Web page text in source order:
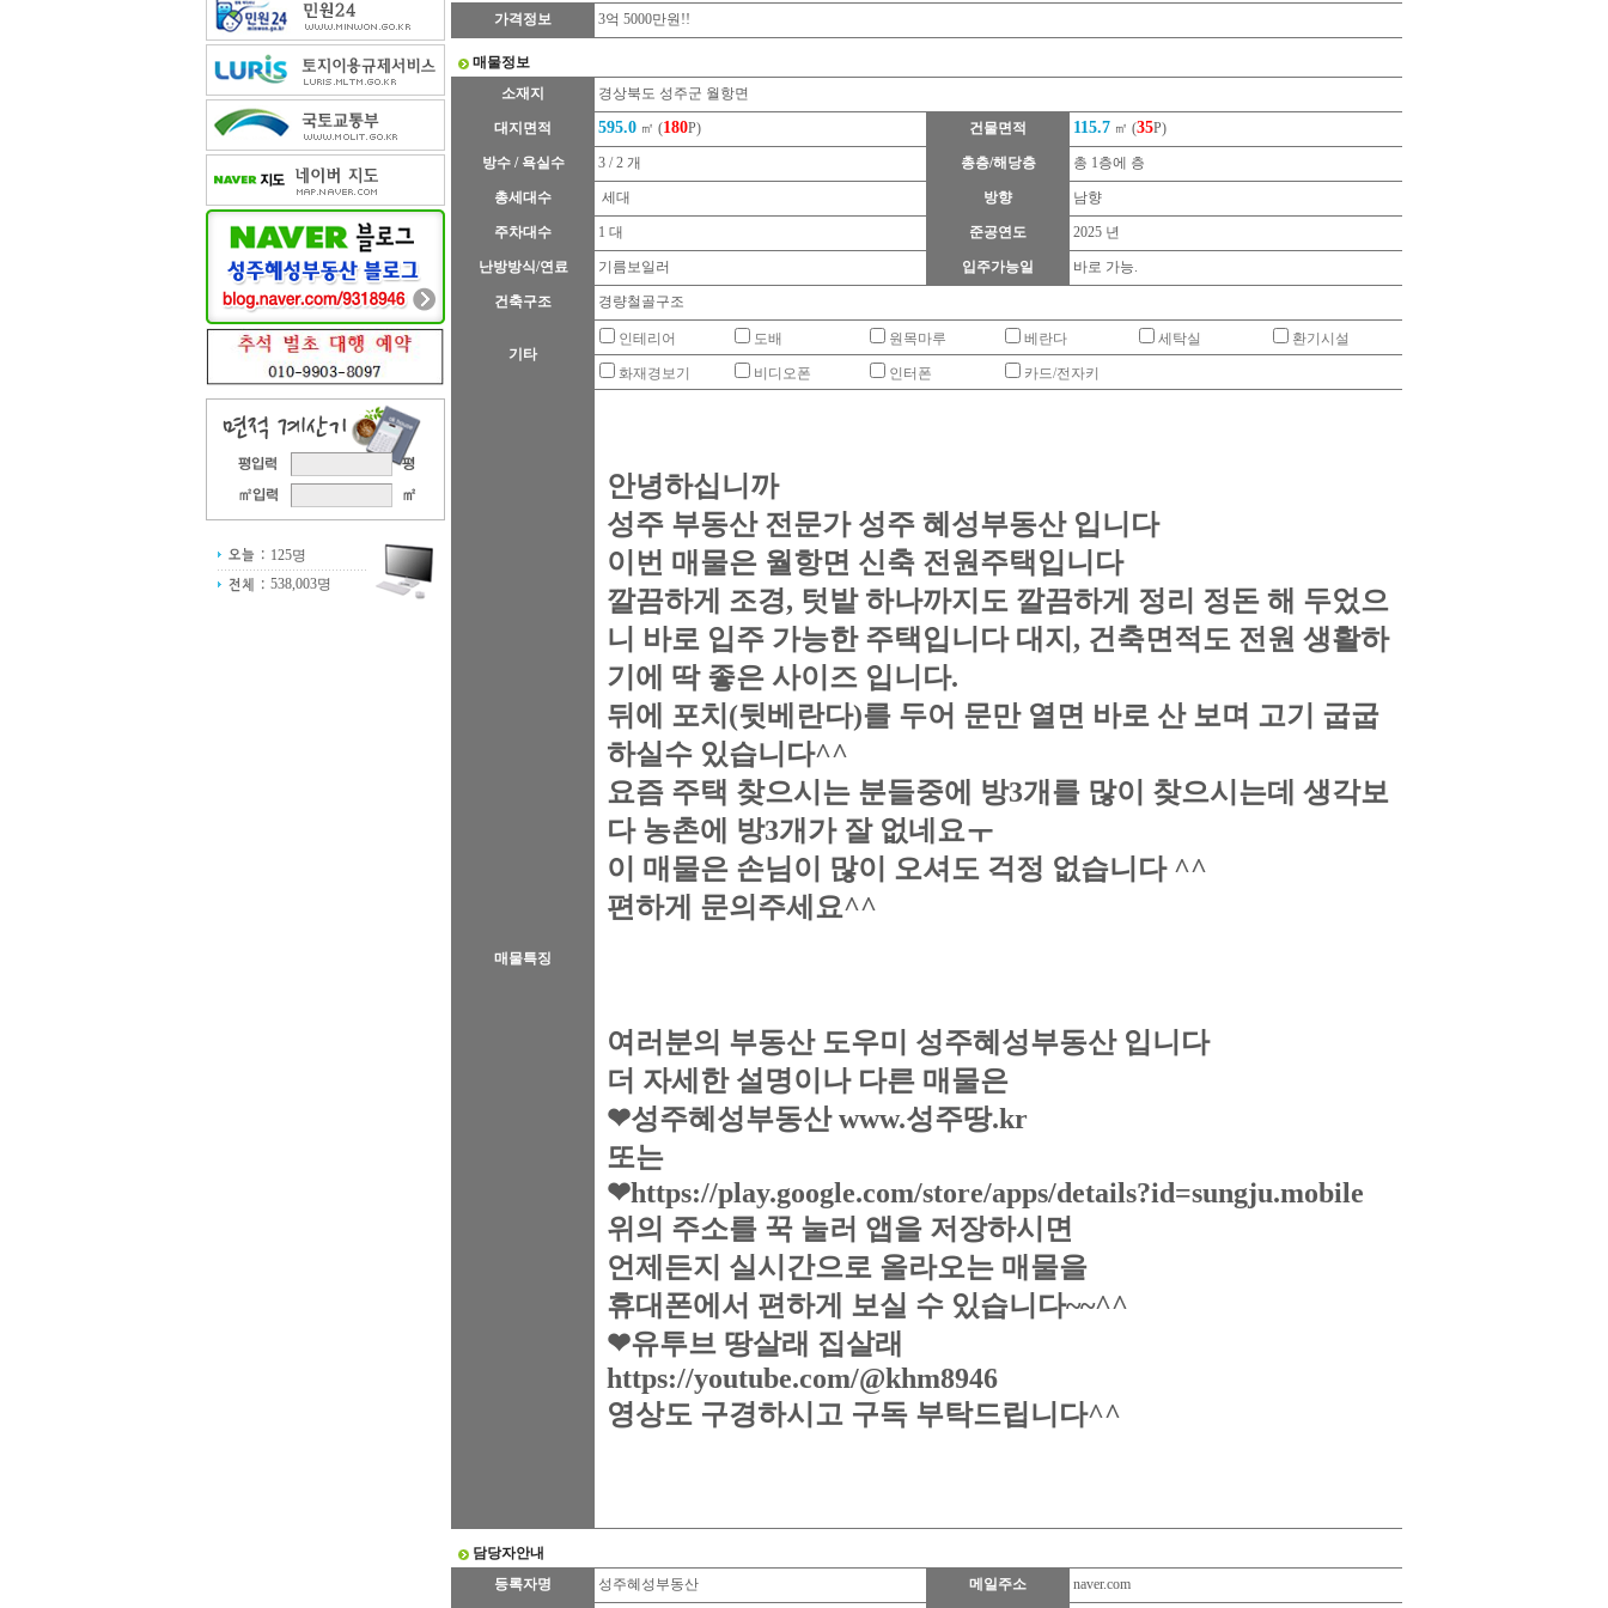
125명
538,003명
가격정보 3억 5000만원!!
매물정보
소재지
경상북도 성주군 월항면
대지면적 595.0 ㎡ (180P) 건물면적 115.7 ㎡ (35P)
방수 / 욕실수 3 / 2 개 총층/해당층 총 1층에 층
총세대수 세대 방향 남향
주차대수 1 대 준공연도 2025 년
난방방식/연료 기름보일러 입주가능일 바로 가능.
건축구조 경량철골구조
기타
인테리어 도배 원목마루 베란다 세탁실 환기시설
화재경보기 비디오폰 인터폰 카드/전자키
매물특징
안녕하십니까
성주 부동산 전문가 성주 혜성부동산 입니다
이번 매물은 월항면 신축 전원주택입니다
깔끔하게 조경, 텃밭 하나까지도 깔끔하게 정리 정돈 해 두었으
니 바로 입주 가능한 주택입니다 대지, 건축면적도 전원 생활하
기에 딱 좋은 사이즈 입니다.
뒤에 포치(뒷베란다)를 두어 문만 열면 바로 산 보며 고기 굽굽
하실수 있습니다^^
요즘 주택 찾으시는 분들중에 방3개를 많이 찾으시는데 생각보
다 농촌에 방3개가 잘 없네요ㅜ
이 매물은 손님이 많이 오셔도 걱정 없습니다 ^^
편하게 문의주세요^^
여러분의 부동산 도우미 성주혜성부동산 입니다
더 자세한 설명이나 다른 매물은
❤성주혜성부동산 www.성주땅.kr
또는
❤https://play.google.com/store/apps/details?id=sungju.mobile
위의 주소를 꾹 눌러 앱을 저장하시면
언제든지 실시간으로 올라오는 매물을
휴대폰에서 편하게 보실 수 있습니다~~^^
❤유투브 땅살래 집살래
https://youtube.com/@khm8946
영상도 구경하시고 구독 부탁드립니다^^
담당자안내
등록자명
성주혜성부동산 메일주소 naver.com